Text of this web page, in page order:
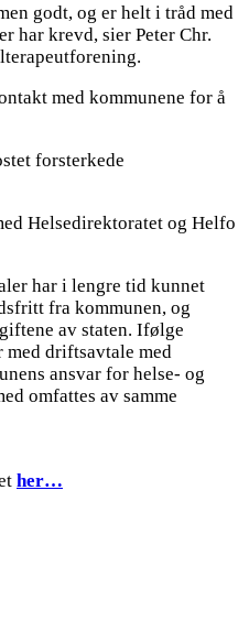
godt, og er helt i tråd med
har krevd, sier Peter Chr.
med kommunene for å
forsterkede
Helsedirektoratet og Helfo
har i lengre tid kunnet
fra kommunen, og
av staten. Ifølge
med driftsavtale med
ansvar for helse- og
omfattes av samme
her…